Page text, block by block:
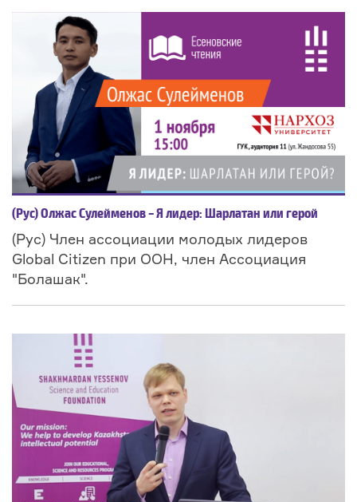
(Рус) Олжас Сулейменов – Я лидер: Шарлатан или герой
(Рус) Член ассоциации молодых лидеров
Global Citizen при ООН, член Ассоциация
"Болашак".